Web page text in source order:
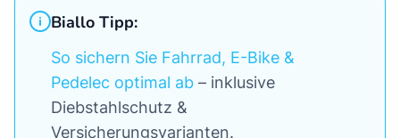
Biallo Tipp:
So sichern Sie Fahrrad, E-Bike &
Pedelec optimal ab – inklusive
Diebstahlschutz &
Versicherungsvarianten.